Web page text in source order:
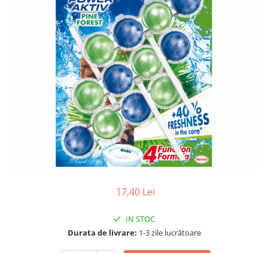
Detergent pardoseala
Detergent toaleta
Echipamente de curăţenie
Folie aluminiu,folie alimentara
Galeata mop
Hartie igienica
Lavete de curatare
Indepartarea parului
Ingrijirea buzei
Lotiune de corp
Pachete de cadouri
Pasta de dinti
Pensula machiaj
Periuta de dinti
Produse pentru coafat
Produse pentru curatarea tenului
17,40 Lei
IN STOC
Durata de livrare: 1-3 zile lucrătoare